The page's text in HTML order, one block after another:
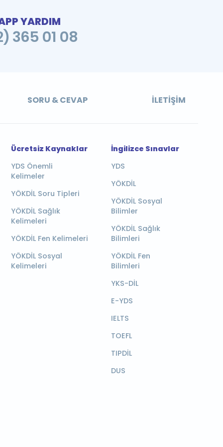
YARDIM
365 01 08
SORU & CEVAP İLETIŞIM
Ücretsiz Kaynaklar
YDS Önemli
Kelimeler
YÖKDİL Soru Tipleri
YÖKDİL Sağlık
Kelimeleri
YÖKDİL Fen Kelimeleri
YÖKDİL Sosyal
Kelimeleri
İngilizce Sınavlar
YDS
YÖKDİL
YÖKDİL Sosyal
Bilimler
YÖKDİL Sağlık
Bilimleri
YÖKDİL Fen
Bilimleri
YKS-DİL
E-YDS
IELTS
TOEFL
TIPDİL
DUS